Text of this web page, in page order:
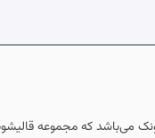
می‌باشد که مجموعه